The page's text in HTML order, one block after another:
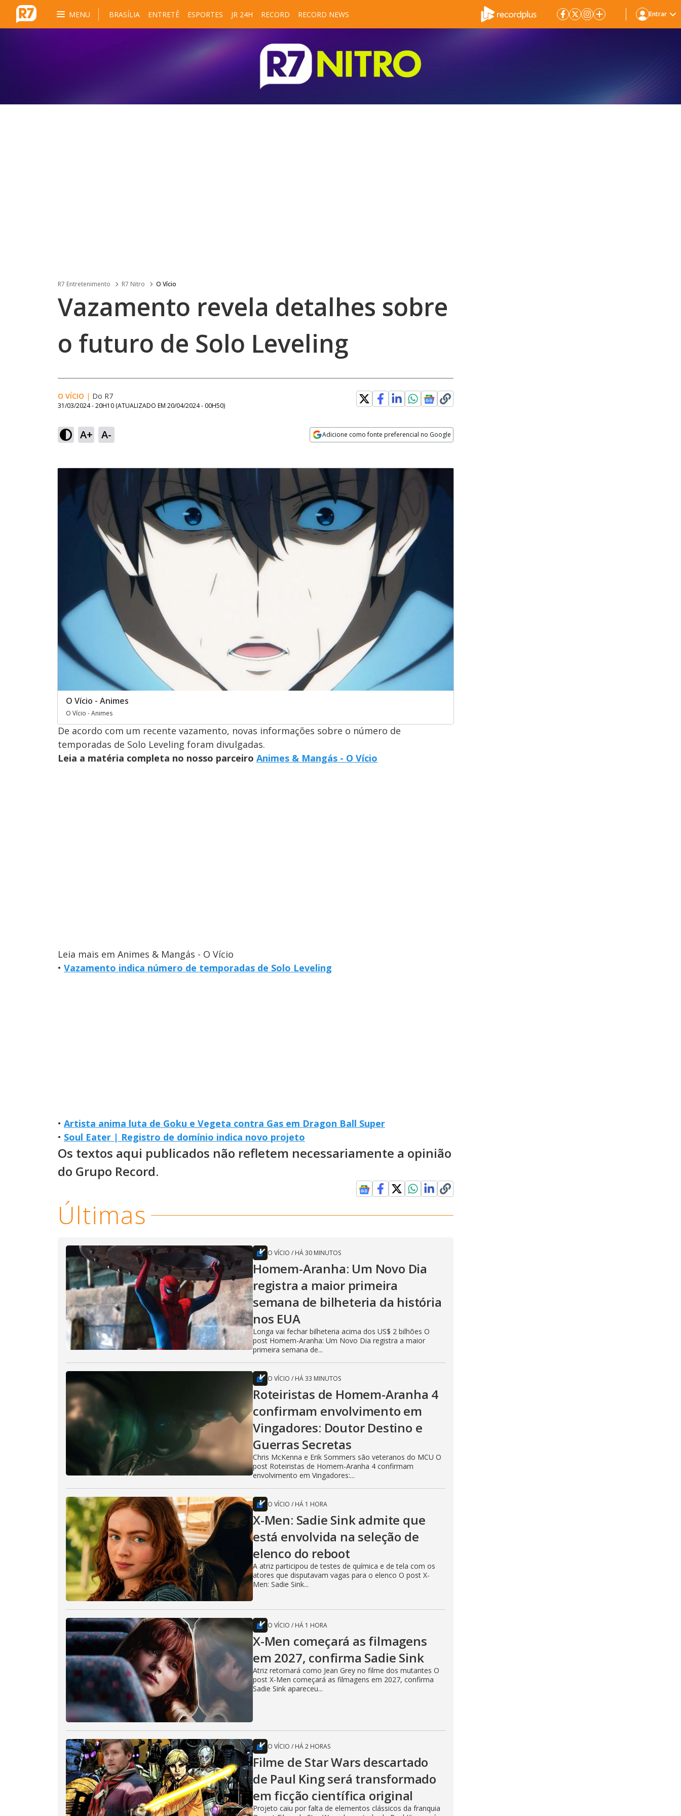
MENU BRASÍLIA ENTRETÊ ESPORTES JR 24H RECORD RECORD NEWS Entrar
R7 Entretenimento R7 Nitro O Vício
Vazamento revela detalhes sobre
o futuro de Solo Leveling
O VÍCIO | Do R7
31/03/2024 - 20H10 (ATUALIZADO EM 20/04/2024 - 00H50)
A+ A- Adicione como fonte preferencial no Google
O Vício - Animes
O Vício - Animes
De acordo com um recente vazamento, novas informações sobre o número de
temporadas de Solo Leveling foram divulgadas.
Leia a matéria completa no nosso parceiro Animes & Mangás - O Vício
Leia mais em Animes & Mangás - O Vício
• Vazamento indica número de temporadas de Solo Leveling
• Artista anima luta de Goku e Vegeta contra Gas em Dragon Ball Super
• Soul Eater | Registro de domínio indica novo projeto
Os textos aqui publicados não refletem necessariamente a opinião
do Grupo Record.
Últimas
O VÍCIO / HÁ 30 MINUTOS
Homem-Aranha: Um Novo Dia
registra a maior primeira
semana de bilheteria da história
nos EUA
Longa vai fechar bilheteria acima dos US$ 2 bilhões O
post Homem-Aranha: Um Novo Dia registra a maior
primeira semana de...
O VÍCIO / HÁ 33 MINUTOS
Roteiristas de Homem-Aranha 4
confirmam envolvimento em
Vingadores: Doutor Destino e
Guerras Secretas
Chris McKenna e Erik Sommers são veteranos do MCU O
post Roteiristas de Homem-Aranha 4 confirmam
envolvimento em Vingadores:...
O VÍCIO / HÁ 1 HORA
X-Men: Sadie Sink admite que
está envolvida na seleção de
elenco do reboot
A atriz participou de testes de química e de tela com os
atores que disputavam vagas para o elenco O post X-
Men: Sadie Sink...
O VÍCIO / HÁ 1 HORA
X-Men começará as filmagens
em 2027, confirma Sadie Sink
Atriz retornará como Jean Grey no filme dos mutantes O
post X-Men começará as filmagens em 2027, confirma
Sadie Sink apareceu...
O VÍCIO / HÁ 2 HORAS
Filme de Star Wars descartado
de Paul King será transformado
em ficção científica original
Projeto caiu por falta de elementos clássicos da franquia